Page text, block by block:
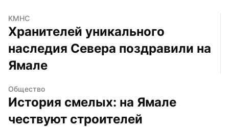
КМНС
Хранителей уникального
наследия Севера поздравили на
Ямале
Общество
История смелых: на Ямале
чествуют строителей